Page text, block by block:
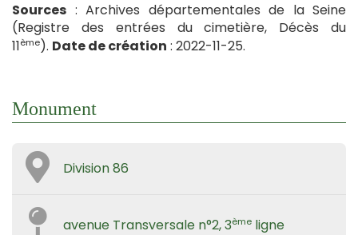
Sources : Archives départementales de la Seine
(Registre des entrées du cimetière, Décès du
11ème). Date de création : 2022-11-25.
Monument
Division 86
avenue Transversale n°2, 3ème ligne